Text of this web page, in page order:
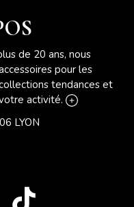
de 20 ans, nous
pour les
tendances et
activité.
LYON